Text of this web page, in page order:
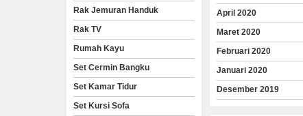
Rak Jemuran Handuk
Rak TV
Rumah Kayu
Set Cermin Bangku
Set Kamar Tidur
Set Kursi Sofa
April 2020
Maret 2020
Februari 2020
Januari 2020
Desember 2019